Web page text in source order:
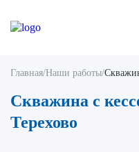
Главная/Наши работы/
Скважина с
Терехово